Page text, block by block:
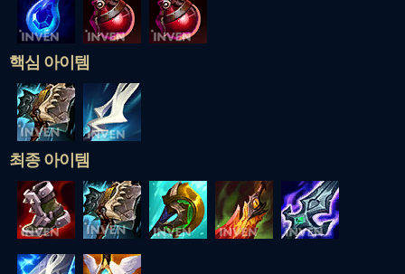
핵심 아이템
최종 아이템